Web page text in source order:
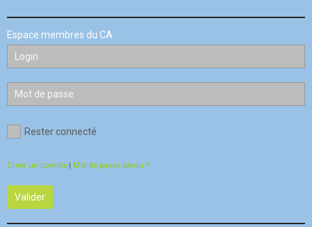
Espace membres du CA
Rester connecté
Créer un compte Mot de passe perdu ?
Valider